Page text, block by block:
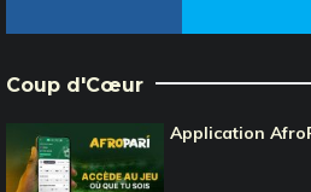
Coup d'Cœur
Application